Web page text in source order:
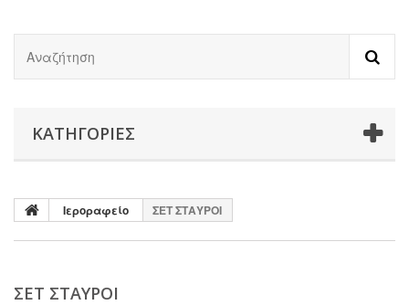
ΚΑΤΗΓΟΡΊΕΣ
Ιεροραφείο ΣΕΤ ΣΤΑΥΡΟΙ
ΣΕΤ ΣΤΑΥΡΟΙ